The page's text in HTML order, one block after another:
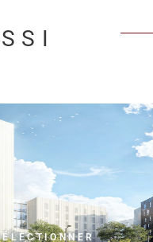
VOIR LE BIEN